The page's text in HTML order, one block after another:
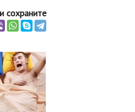
сохраните